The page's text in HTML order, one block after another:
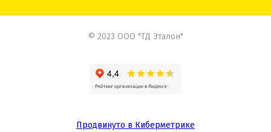
© 2023 ООО "ТД Эталон"
Продвинуто в Киберметрике